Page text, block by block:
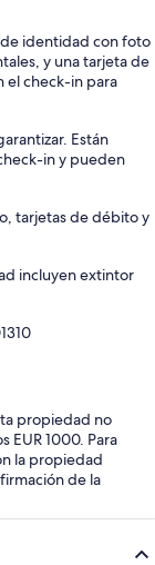
identidad con foto
y una tarjeta de
check-in para
Están
in y pueden
tarjetas de débito y
incluyen extintor
propiedad no
EUR 1000. Para
la propiedad
de la